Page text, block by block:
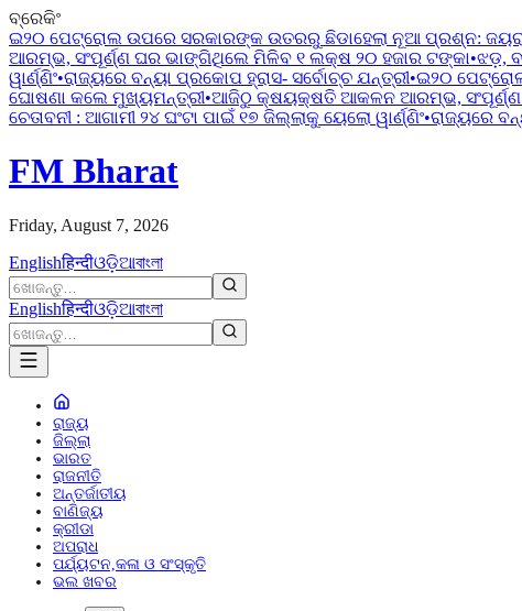
ବ୍ରେକିଂ
ଇ୨୦ ପେଟ୍ରୋଲ ଉପରେ ସରକାରଙ୍କ ଉତରରୁ ଛିଡାହେଲା ନୂଆ ପ୍ରଶ୍ନ:
ଆରମ୍ଭ, ସଂପୂର୍ଣ୍ଣ ଘର ଭାଙ୍ଗିଥିଲେ ମିଳିବ ୧ ଲକ୍ଷ ୨୦ ହଜାର ଟଙ୍କା•ଝଡ଼,
ୱାର୍ଣ୍ଣିଂ•ରାଜ୍ୟରେ ବନ୍ୟା ପ୍ରକୋପ ହ୍ରାସ- ସର୍ବୋଚ୍ଚ ଯନ୍ତ୍ରୀ•ଇ୨୦
ଘୋଷଣା କଲେ ମୁଖ୍ୟମନ୍ତ୍ରୀ•ଆଜିଠୁ କ୍ଷୟକ୍ଷତି ଆକଳନ ଆରମ୍ଭ, ସଂପୂର୍ଣ୍ଣ
ଚେତାବନୀ : ଆଗାମୀ ୨୪ ଘଂଟା ପାଇଁ ୧୭ ଜିଲ୍ଲାକୁ ୟେଲୋ ୱାର୍ଣ୍ଣିଂ•ରାଜ୍ୟରେ
FM Bharat
Friday, August 7, 2026
Englishहिन्दीଓଡ଼ିଆবাংলা
Englishहिन्दीଓଡ଼ିଆবাংলা
ରାଜ୍ୟ
ଜିଲ୍ଲା
ଭାରତ
ରାଜନୀତି
ଅନ୍ତର୍ଜାତୀୟ
ବାଣିଜ୍ୟ
କ୍ରୀଡା
ଅପରାଧ
ପର୍ଯ୍ୟଟନ,କଳା ଓ ସଂସ୍କୃତି
ଭଲ ଖବର